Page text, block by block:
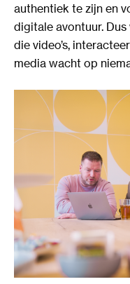
authentiek te zijn en
digitale avontuur.
die video’s,
media wacht op